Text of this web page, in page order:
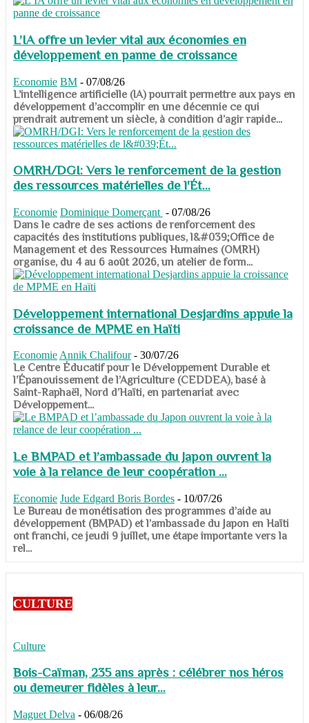
L’IA offre un levier vital aux économies en
développement en panne de croissance
Economie BM - 07/08/26
​​​​​​​L’intelligence artificielle (IA) pourrait permettre aux pays en
développement d’accomplir en une décennie ce qui
prendrait autrement un siècle, à condition d’agir rapide...
OMRH/DGI: Vers le renforcement de la gestion
des ressources matérielles de l'Ét...
Economie Dominique Domerçant - 07/08/26
Dans le cadre de ses actions de renforcement des
capacités des institutions publiques, l&#039;Office de
Management et des Ressources Humaines (OMRH)
organise, du 4 au 6 août 2026, un atelier de form...
Développement international Desjardins appuie la
croissance de MPME en Haïti
Economie Annik Chalifour - 30/07/26
​​​​​​​Le Centre Éducatif pour le Développement Durable et
l’Épanouissement de l’Agriculture (CEDDEA), basé à
Saint-Raphaël, Nord d’Haïti, en partenariat avec
Développement...
Le BMPAD et l’ambassade du Japon ouvrent la
voie à la relance de leur coopération ...
Economie Jude Edgard Boris Bordes - 10/07/26
​​​​​​​Le Bureau de monétisation des programmes d’aide au
développement (BMPAD) et l’ambassade du Japon en Haïti
ont franchi, ce jeudi 9 juillet, une étape importante vers la
rel...
CULTURE
Culture
Bois-Caïman, 235 ans après : célébrer nos héros
ou demeurer fidèles à leur...
Maguet Delva - 06/08/26